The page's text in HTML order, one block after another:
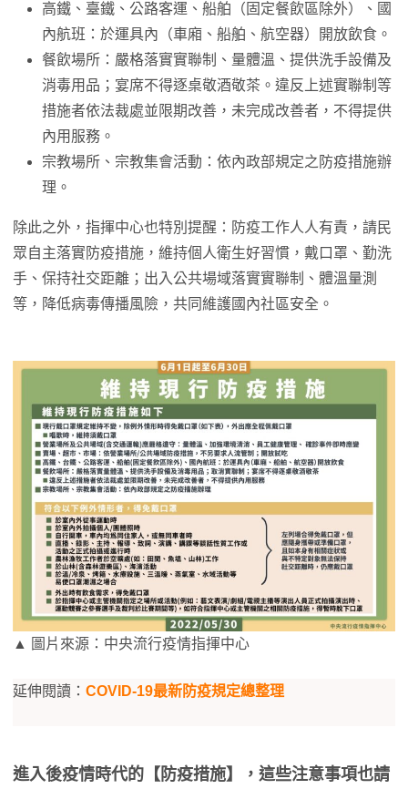
高鐵、臺鐵、公路客運、船舶（固定餐飲區除外）、國
內航班：於運具內（車廂、船舶、航空器）開放飲食。
餐飲場所：嚴格落實實聯制、量體溫、提供洗手設備及
消毒用品；宴席不得逐桌敬酒敬茶。違反上述實聯制等
措施者依法裁處並限期改善，未完成改善者，不得提供
內用服務。
宗教場所、宗教集會活動：依內政部規定之防疫措施辦
理。
除此之外，指揮中心也特別提醒：防疫工作人人有責，請民
眾自主落實防疫措施，維持個人衛生好習慣，戴口罩、勤洗
手、保持社交距離；出入公共場域落實實聯制、體溫量測
等，降低病毒傳播風險，共同維護國內社區安全。
▲ 圖片來源：中央流行疫情指揮中心
延伸閱讀： COVID-19最新防疫規定總整理
進入後疫情時代的【防疫措施】，這些注意事項也請